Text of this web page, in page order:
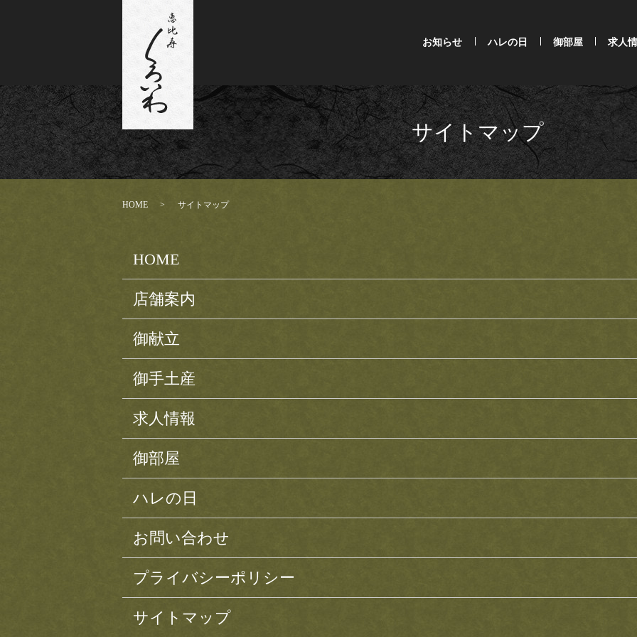
お知らせ ハレの日 御部屋 求人
サイトマップ
HOME サイトマップ
HOME
店舗案内
御献立
御手土産
求人情報
御部屋
ハレの日
お問い合わせ
プライバシーポリシー
サイトマップ